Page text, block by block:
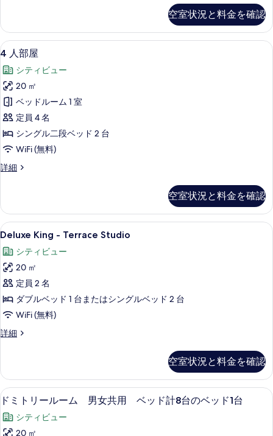
ー
ム
専
用
バ
ス
ル
ー
ム
の
て
の
写
真
を
表
示
る
ス
ツ
イ
ル
ー
ム
専
用
バ
ス
ル
ー
ム
細
空室状況と料金を確認
4
人
部
屋
の
す
べ
て
の
真
を
表
示
す
る
遮光カーテン、防音設備、アイロン /
6
4 人部屋
シティビュー
20 ㎡
ベッドルーム 1 室
定員 4 名
シングル二段ベッド 2 台
WiFi (無料)
詳細
4
の
詳
細
空室状況と料金を確認
Deluxe
King
-
Terrace
Studio
の
す
べ
写
真
を
表
Deluxe King - Terrace Studio | 遮光
8
Deluxe King - Terrace Studio
シティビュー
20 ㎡
定員 2 名
ダブルベッド 1 台またはシングルベッド 2 台
WiFi (無料)
詳細
Deluxe
Studio
の
詳
空室状況と料金を確認
ド
ミ
ト
遮光カーテン、防音設備、アイロン /
5
ドミトリールーム 男女共用 ベッド計8台のベッド1台
シティビュー
20 ㎡